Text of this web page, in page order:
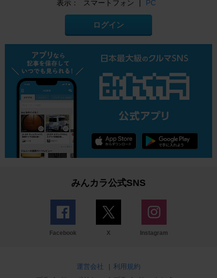
表示： スマートフォン | PC
ログイン
みんカラ公式SNS
Facebook X Instagram
運営会社 | 利用規約